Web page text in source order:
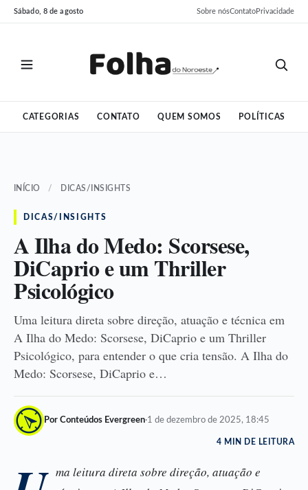
Pular
para
Pular
para
Sábado, 8 de agosto Sobre nósContatoPrivacidade
CATEGORIAS CONTATO QUEM SOMOS POLÍTICAS
INÍCIO / DICAS/INSIGHTS
DICAS/INSIGHTS
A Ilha do Medo: Scorsese,
DiCaprio e um Thriller
Psicológico
Uma leitura direta sobre direção, atuação e técnica em
A Ilha do Medo: Scorsese, DiCaprio e um Thriller
Psicológico, para entender o que cria tensão. A Ilha do
Medo: Scorsese, DiCaprio e…
Por Conteúdos Evergreen·1 de dezembro de 2025, 18:45
4 MIN DE LEITURA
ma leitura direta sobre direção, atuação e